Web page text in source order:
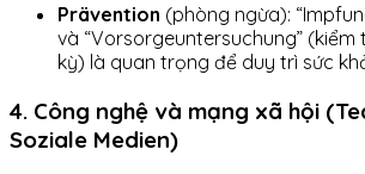
Prävention (phòng ngừa):
và “Vorsorgeuntersuchung” (kiểm
kỳ) là quan trọng để duy trì sức
4. Công nghệ và mạng xã hội
Soziale Medien)